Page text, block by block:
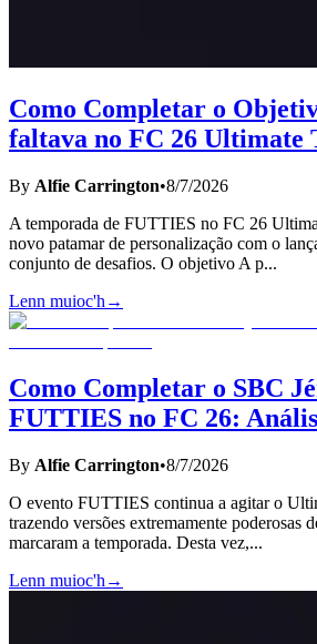
Como Completar o
faltava no FC 26 Ultimate
By Alfie Carrington•8/7/2026
A temporada de FUTTIES no FC 26
novo patamar de personalização com o
conjunto de desafios. O objetivo A p...
Lenn muioc'h →
Como Completar o SBC
FUTTIES no FC 26:
By Alfie Carrington•8/7/2026
O evento FUTTIES continua a agitar o
trazendo versões extremamente poderosas
marcaram a temporada. Desta vez,...
Lenn muioc'h →